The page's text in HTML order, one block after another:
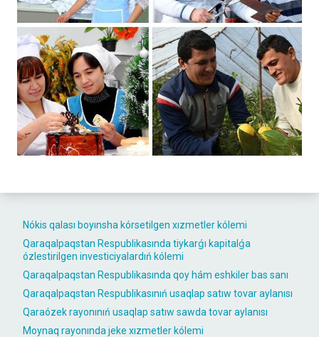
Nókis qalası boyınsha kórsetilgen xızmetler kólemi
Qaraqalpaqstan Respublikasında tiykarǵı kapitalǵa
ózlestirilgen investiciyalardıń kólemi
Qaraqalpaqstan Respublikasında qoy hám eshkiler bas sanı
Qaraqalpaqstan Respublikasınıń usaqlap satıw tovar aylanısı
Qaraózek rayonınıń usaqlap satıw sawda tovar aylanısı
Moynaq rayonında jeke xızmetler kólemi